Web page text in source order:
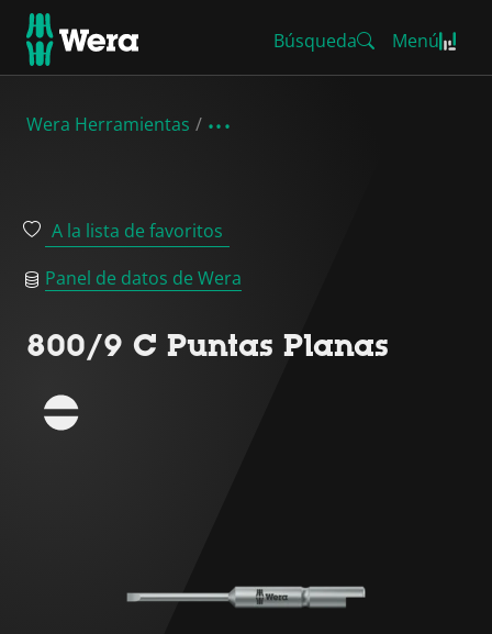
Búsqueda Menú
Wera Herramientas
A la lista de favoritos
Panel de datos de Wera
800/9 C Puntas Planas